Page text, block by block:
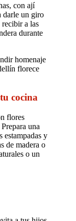
con ají
darle un giro
a las
durante
homenaje
florece
cocina
flores
una
estampadas y
de madera o
o un